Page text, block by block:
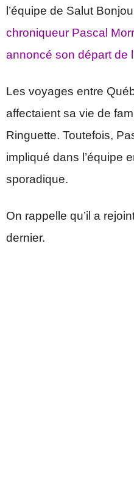
l’équipe de Salut
chroniqueur Pascal
annoncé son départ de
Les voyages entre
affectaient sa vie de
Ringuette. Toutefois,
impliqué dans l’équipe
sporadique.
On rappelle qu’il a
dernier.